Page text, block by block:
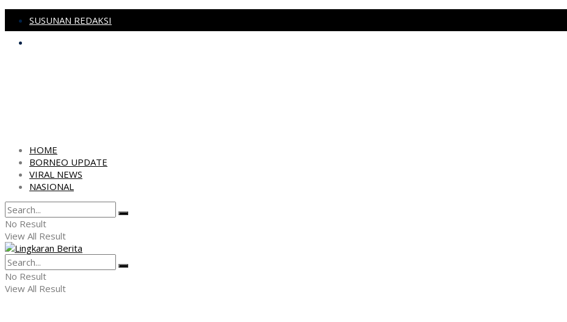
SUSUNAN REDAKSI
HOME
BORNEO UPDATE
VIRAL NEWS
NASIONAL
No Result
View All Result
No Result
View All Result